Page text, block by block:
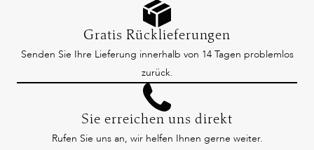
Gratis Rücklieferungen
Senden Sie Ihre Lieferung innerhalb von 14 Tagen problemlos
zurück.
Sie erreichen uns direkt
Rufen Sie uns an, wir helfen Ihnen gerne weiter.